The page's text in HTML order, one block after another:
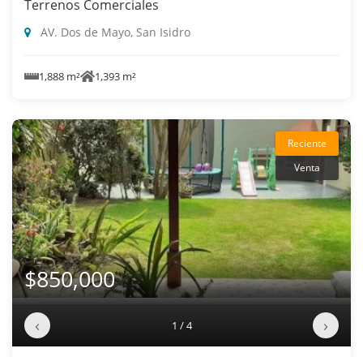
Terrenos Comerciales
AV. Dos de Mayo, San Isidro
1,888 m² 1,393 m²
Reciente
Venta
$850,000
‹ 1 / 4 ›